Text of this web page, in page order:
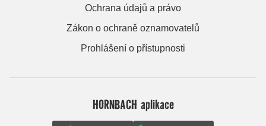
Ochrana údajů a právo
Zákon o ochraně oznamovatelů
Prohlášení o přístupnosti
HORNBACH aplikace